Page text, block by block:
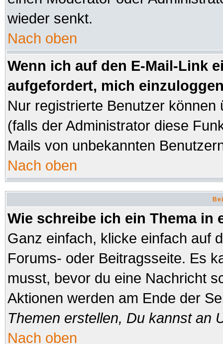
wieder senkt.
Nach oben
Wenn ich auf den E-Mail-Link
aufgefordert, mich
Nur registrierte Benutzer
(falls der Administrator diese
Mails von unbekannten
Nach oben
Wie schreibe ich ein Thema in
Ganz einfach, klicke einfach auf
Forums- oder Beitragsseite. Es
musst, bevor du eine Nachricht
Aktionen werden am Ende der
Themen erstellen, Du kannst an
Nach oben